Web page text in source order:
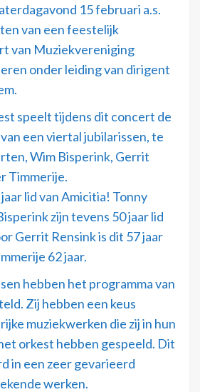
15 februari a.s.
van een feestelijk
van Muziekvereniging
onder leiding van dirigent
speelt tijdens dit concert de
een viertal jubilarissen, te
Wim Bisperink, Gerrit
Timmerije.
lid van Amicitia! Tonny
zijn tevens 50 jaar lid
Gerrit Rensink is dit 57 jaar
62 jaar.
hebben het programma van
Zij hebben een keus
muziekwerken die zij in hun
orkest hebben gespeeld. Dit
in een zeer gevarieerd
werken.